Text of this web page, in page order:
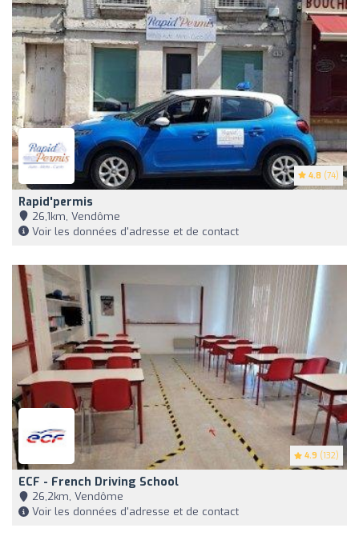
4.8 (74)
Rapid'permis
26,1km, Vendôme
Voir les données d'adresse et de contact
4.9 (132)
ECF - French Driving School
26,2km, Vendôme
Voir les données d'adresse et de contact